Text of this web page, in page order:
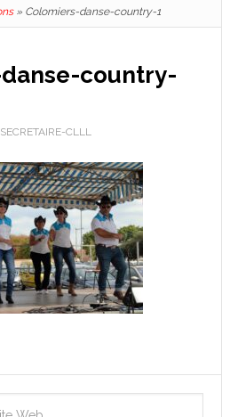
» Colomiers-danse-country-1
country-
SECRETAIRE-CLLL